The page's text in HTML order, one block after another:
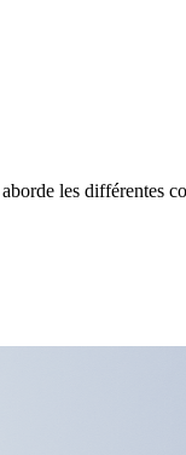
les différentes